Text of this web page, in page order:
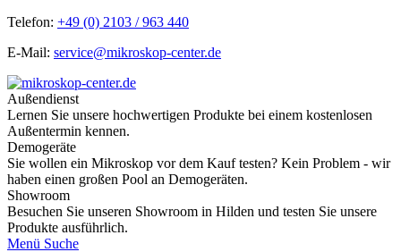
Telefon: +49 (0) 2103 / 963 440
E-Mail: service@mikroskop-center.de
Außendienst
Lernen Sie unsere hochwertigen Produkte bei einem kostenlosen
Außentermin kennen.
Demogeräte
Sie wollen ein Mikroskop vor dem Kauf testen? Kein Problem - wir
haben einen großen Pool an Demogeräten.
Showroom
Besuchen Sie unseren Showroom in Hilden und testen Sie unsere
Produkte ausführlich.
Menü Suche